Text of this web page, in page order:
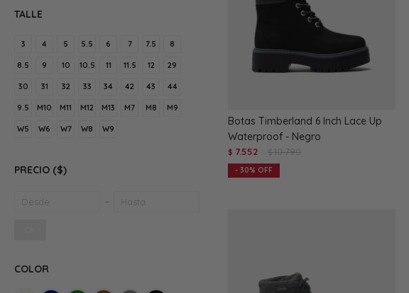
Botas Timberland 6 Inch Lace Up
Waterproof - Negro
$ 7.552 $ 10.790
30
TALLE
3 4 5 5.5 6 7 7.5 8
8.5 9 10 10.5 11 11.5 12 29
30 31 32 33 34 42 43 44
9.5 M10 M11 M12 M13 M7 M8 M9
W5 W6 W7 W8 W9
PRECIO ($)
COLOR